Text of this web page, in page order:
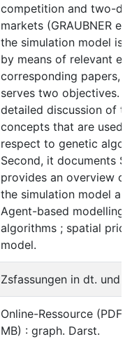
competition and two-
markets (GRAUBNER et
the simulation model is
by means of relevant
corresponding papers,
serves two objectives.
detailed discussion of
concepts that are used,
respect to genetic
Second, it documents
provides an overview
the simulation model
Agent-based modelling
algorithms ; spatial
model.
Zsfassungen in dt. und
Online-Ressource
MB) : graph. Darst.